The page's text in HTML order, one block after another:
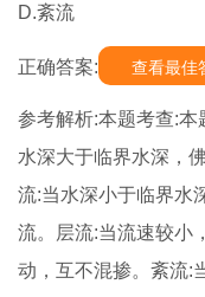
D.紊流
正确答案: 查看最佳
参考解析:本题考查:本
水深大于临界水深，
流:当水深小于临界水
流。层流:当流速较小
动，互不混掺。紊流: